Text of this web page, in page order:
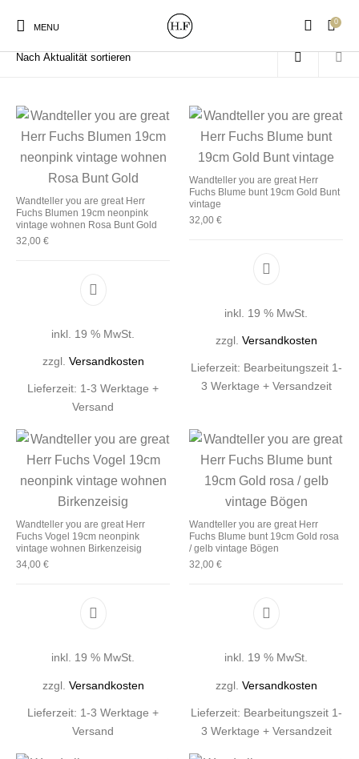
MENU
0
New Products On Sale! Wandteller Geschirrtücher
Gutscheine Kissen Magneten
Start / Produkte verschlagwortet mit „you are great Typo“
Wandteller you are great Herr
Fuchs Blumen 19cm neonpink
vintage wohnen Rosa Bunt Gold
32,00 €
inkl. 19 % MwSt.
zzgl. Versandkosten
Lieferzeit: 1-3 Werktage +
Versand
Wandteller you are great Herr
Fuchs Blume bunt 19cm Gold Bunt
vintage
32,00 €
inkl. 19 % MwSt.
zzgl. Versandkosten
Lieferzeit: Bearbeitungszeit 1-
3 Werktage + Versandzeit
Wandteller you are great Herr
Fuchs Vogel 19cm neonpink
vintage wohnen Birkenzeisig
34,00 €
inkl. 19 % MwSt.
zzgl. Versandkosten
Lieferzeit: 1-3 Werktage +
Versand
Wandteller you are great Herr
Fuchs Blume bunt 19cm Gold rosa
/ gelb vintage Bögen
32,00 €
inkl. 19 % MwSt.
zzgl. Versandkosten
Lieferzeit: Bearbeitungszeit 1-
3 Werktage + Versandzeit